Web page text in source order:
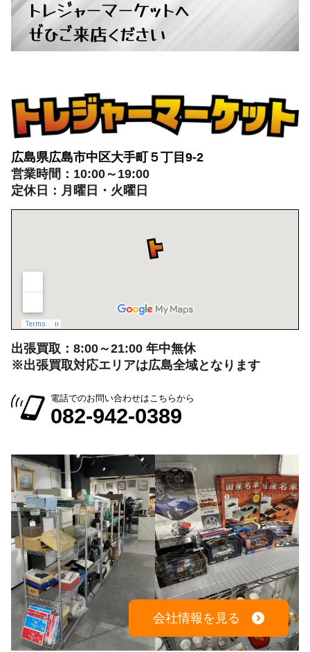
定休日：月曜日・火曜日
出張買取：8:00～21:00 年中無休
※出張買取対応エリアは広島全域となります
電話でのお問い合わせはこちらから
082-942-0389
会社情報を見る